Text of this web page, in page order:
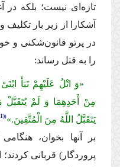
تازه‌اى نیست؛ بلكه در
آشكارا از زیر بار
در پرتو قانون‌شكنى و
را به قتل رساند:
«وَ اتْلُ عَلَیْهِمْ نَبَأَ
مِنْ أَحَدِهِمَا وَ لَمْ یُتَقَبَّلْ
یَتَقَبَّلُ اللَّهُ مِنَ الْمُتَّقِینَ.» (1)
بر آنها بخوان،
پروردگار) قربانى